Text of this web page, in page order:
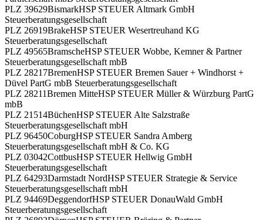
PLZ 39629BismarkHSP STEUER Altmark GmbH
Steuerberatungsgesellschaft
PLZ 26919BrakeHSP STEUER Wesertreuhand KG
Steuerberatungsgesellschaft
PLZ 49565BramscheHSP STEUER Wobbe, Kemner & Partner
Steuerberatungsgesellschaft mbB
PLZ 28217BremenHSP STEUER Bremen Sauer + Windhorst +
Düvel PartG mbB Steuerberatungsgesellschaft
PLZ 28211Bremen MitteHSP STEUER Müller & Würzburg PartG
mbB
PLZ 21514BüchenHSP STEUER Alte Salzstraße
Steuerberatungsgesellschaft mbH
PLZ 96450CoburgHSP STEUER Sandra Amberg
Steuerberatungsgesellschaft mbH & Co. KG
PLZ 03042CottbusHSP STEUER Hellwig GmbH
Steuerberatungsgesellschaft
PLZ 64293Darmstadt NordHSP STEUER Strategie & Service
Steuerberatungsgesellschaft mbH
PLZ 94469DeggendorfHSP STEUER DonauWald GmbH
Steuerberatungsgesellschaft